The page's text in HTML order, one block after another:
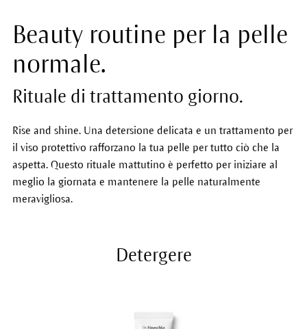
Beauty routine per la pelle
normale.
Rituale di trattamento giorno.
Rise and shine. Una detersione delicata e un trattamento per
il viso protettivo rafforzano la tua pelle per tutto ciò che la
aspetta. Questo rituale mattutino è perfetto per iniziare al
meglio la giornata e mantenere la pelle naturalmente
meravigliosa.
Detergere